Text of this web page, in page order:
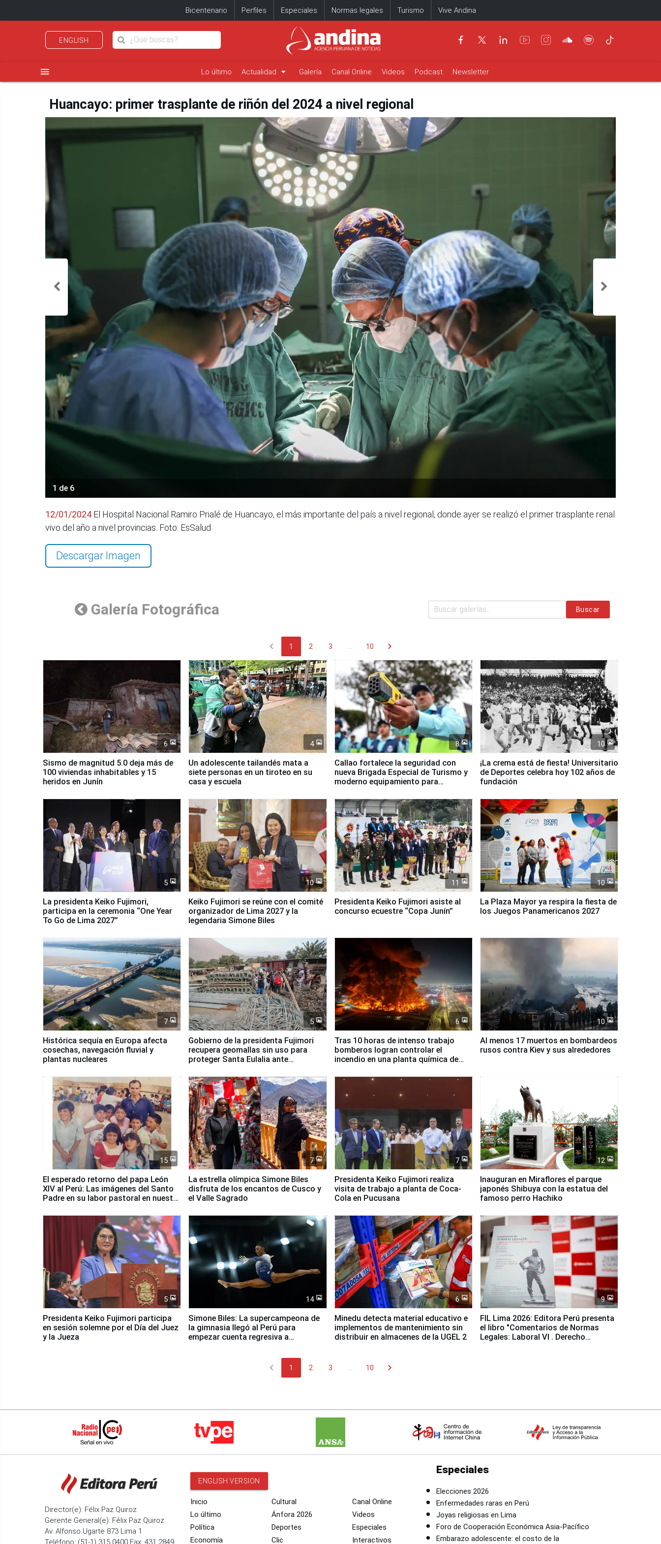
Bicentenario Perfiles Especiales Normas legales Turismo Vive Andina
ENGLISH
menu Lo último Actualidad arrow_drop_down Galería Canal Online Videos Podcast Newsletter
Huancayo: primer trasplante de riñón del 2024 a nivel regional
1 de 6
12/01/2024 El Hospital Nacional Ramiro Prialé de Huancayo, el más importante del país a nivel regional, donde ayer se realizó el primer trasplante renal
vivo del año a nivel provincias. Foto: EsSalud
Descargar Imagen
Galería Fotográfica Buscar
chevron_left 1 2 3 10 chevron_right
6
Sismo de magnitud 5.0 deja más de
100 viviendas inhabitables y 15
heridos en Junín
4
Un adolescente tailandés mata a
siete personas en un tiroteo en su
casa y escuela
8
Callao fortalece la seguridad con
nueva Brigada Especial de Turismo y
moderno equipamiento para
10
¡La crema está de fiesta! Universitario
de Deportes celebra hoy 102 años de
fundación
5
La presidenta Keiko Fujimori,
participa en la ceremonia “One Year
To Go de Lima 2027”
10
Keiko Fujimori se reúne con el comité
organizador de Lima 2027 y la
legendaria Simone Biles
11
Presidenta Keiko Fujimori asiste al
concurso ecuestre “Copa Junín”
10
La Plaza Mayor ya respira la fiesta de
los Juegos Panamericanos 2027
7
Histórica sequía en Europa afecta
cosechas, navegación fluvial y
plantas nucleares
5
Gobierno de la presidenta Fujimori
recupera geomallas sin uso para
proteger Santa Eulalia ante
6
Tras 10 horas de intenso trabajo
bomberos logran controlar el
incendio en una planta química de
10
Al menos 17 muertos en bombardeos
rusos contra Kiev y sus alrededores
15
El esperado retorno del papa León
XIV al Perú: Las imágenes del Santo
Padre en su labor pastoral en nuestro
7
La estrella olímpica Simone Biles
disfruta de los encantos de Cusco y
el Valle Sagrado
7
Presidenta Keiko Fujimori realiza
visita de trabajo a planta de Coca-
Cola en Pucusana
12
Inauguran en Miraflores el parque
japonés Shibuya con la estatua del
famoso perro Hachiko
5
Presidenta Keiko Fujimori participa
en sesión solemne por el Día del Juez
y la Jueza
14
Simone Biles: La supercampeona de
la gimnasia llegó al Perú para
empezar cuenta regresiva a
6
Minedu detecta material educativo e
implementos de mantenimiento sin
distribuir en almacenes de la UGEL 2
9
FIL Lima 2026: Editora Perú presenta
el libro "Comentarios de Normas
Legales: Laboral Vl . Derecho
chevron_left 1 2 3 10 chevron_right
Director(e): Félix Paz Quiroz
Gerente General(e): Félix Paz Quiroz
Av. Alfonso Ugarte 873 Lima 1
Teléfono: (51-1) 315 0400 Fax: 431 2849
ENGLISH VERSION
Inicio
Lo último
Política
Economía
Cultural
Ánfora 2026
Deportes
Clic
Canal Online
Videos
Especiales
Interactivos
Especiales
Elecciones 2026
Enfermedades raras en Perú
Joyas religiosas en Lima
Foro de Cooperación Económica Asia-Pacífico
Embarazo adolescente: el costo de la